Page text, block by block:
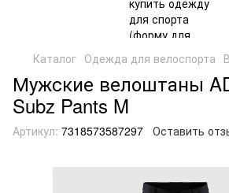
Каталог Одежда для велоспорта
Мужские велоштаны
Subz Pants M
Артикул: 7318573587297 Оставить